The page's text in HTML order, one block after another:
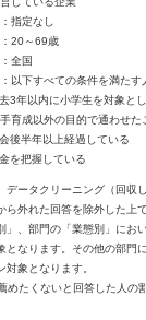
指定なし
20～69歳
全国
以下すべての条件を満たす
3年以内に小学生を対象と
育成以外の目的で通わせた
後半年以上経過している
を把握している
ータクリーニング（回収
外れた回答を除外した上
、部門の「業態別」にお
となります。その他の部門
象となります。
たくないと回答した人の